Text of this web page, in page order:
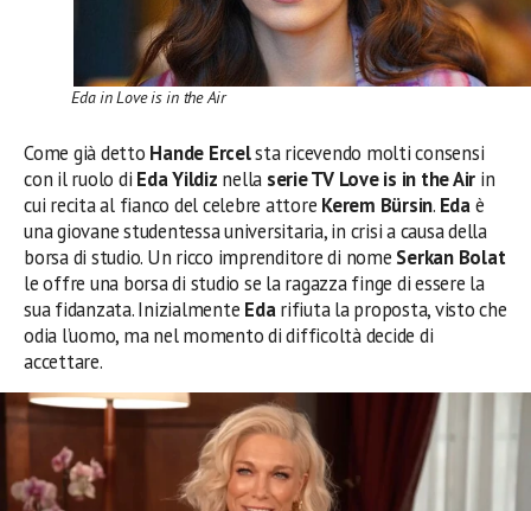
Eda in Love is in the Air
Come già detto Hande Ercelsta ricevendo molti consensi
con il ruolo di Eda Yildiz nella serie TV Love is in the Air in
cui recita al fianco del celebre attore Kerem Bürsin. Edaè
una giovane studentessa universitaria, in crisi a causa della
borsa di studio. Un ricco imprenditore di nome Serkan Bolat
le offre una borsa di studio se la ragazza finge di essere la
sua fidanzata. Inizialmente Edarifiuta la proposta, visto che
odia l’uomo, ma nel momento di difficoltà decide di
accettare.